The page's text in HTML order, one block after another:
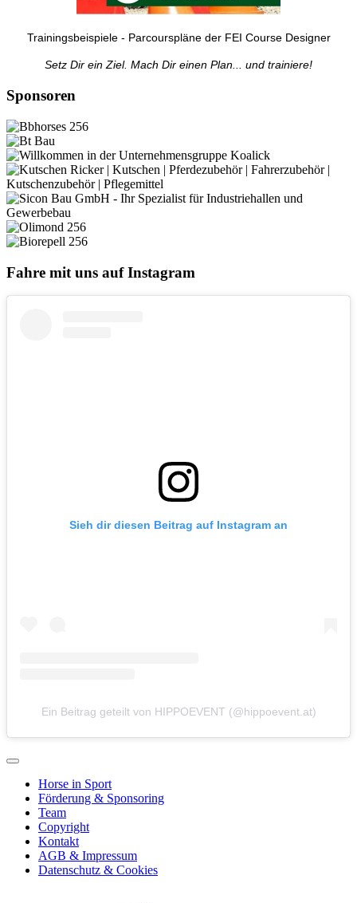
Trainingsbeispiele - Parcourspläne der FEI Course Designer
Setz Dir ein Ziel. Mach Dir einen Plan... und trainiere!
Sponsoren
Fahre mit uns auf Instagram
Sieh dir diesen Beitrag auf Instagram an
Ein Beitrag geteilt von HIPPOEVENT (@hippoevent.at)
Horse in Sport
Förderung & Sponsoring
Team
Copyright
Kontakt
AGB & Impressum
Datenschutz & Cookies